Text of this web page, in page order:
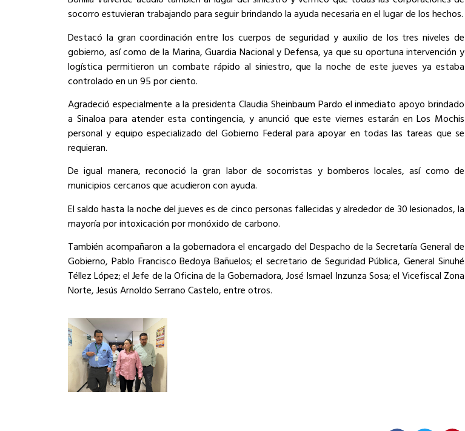
socorro estuvieran trabajando para seguir brindando la ayuda necesaria en el lugar de los hechos.
Destacó la gran coordinación entre los cuerpos de seguridad y auxilio de los tres niveles de
gobierno, así como de la Marina, Guardia Nacional y Defensa, ya que su oportuna intervención y
logística permitieron un combate rápido al siniestro, que la noche de este jueves ya estaba
controlado en un 95 por ciento.
Agradeció especialmente a la presidenta Claudia Sheinbaum Pardo el inmediato apoyo brindado
a Sinaloa para atender esta contingencia, y anunció que este viernes estarán en Los Mochis
personal y equipo especializado del Gobierno Federal para apoyar en todas las tareas que se
requieran.
De igual manera, reconoció la gran labor de socorristas y bomberos locales, así como de
municipios cercanos que acudieron con ayuda.
El saldo hasta la noche del jueves es de cinco personas fallecidas y alrededor de 30 lesionados, la
mayoría por intoxicación por monóxido de carbono.
También acompañaron a la gobernadora el encargado del Despacho de la Secretaría General de
Gobierno, Pablo Francisco Bedoya Bañuelos; el secretario de Seguridad Pública, General Sinuhé
Téllez López; el Jefe de la Oficina de la Gobernadora, José Ismael Inzunza Sosa; el Vicefiscal Zona
Norte, Jesús Arnoldo Serrano Castelo, entre otros.